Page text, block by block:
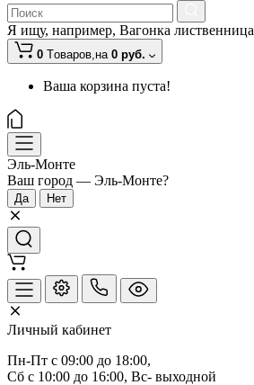
Я ищу, например, Вагонка лиственница
0 Tоваров,на 0 руб.
Ваша корзина пуста!
Эль-Монте
Ваш город — Эль-Монте?
Личный кабинет
Пн-Пт с 09:00 до 18:00,
Сб с 10:00 до 16:00, Вс- выходной